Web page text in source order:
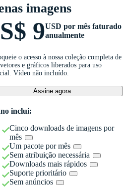
imagens
9USD por mês faturado
anualmente
o acesso à nossa coleção completa de
e gráficos liberados para uso
Vídeo não incluído.
Assine agora
inclui:
Cinco downloads de imagens por
mês
Um pacote por mês
Sem atribuição necessária
Downloads mais rápidos
Suporte prioritário
Sem anúncios